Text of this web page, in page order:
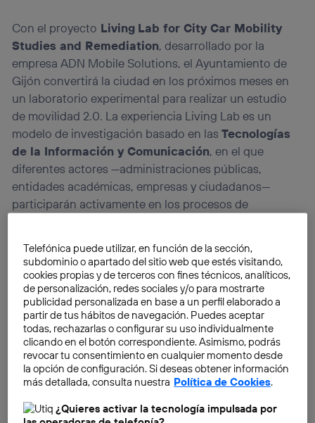
Con el proyecto Living Lab for City Car Mobility
Studies and Remediation, desarrollado por la
empresa ADN Mobile Solutions, el Ayuntamiento de
Gijón convertirá la ciudad en los próximos meses en
un laboratorio experimental para realizar un estudio
de movilidad 2.0. La experiencia Living Lab es un
modelo de investigación basado en lasTecnologías
de la Información y Comunicación, en el que
diferentes actores —administraciones públicas,
entidades académicas, empresas y ciudadanos—
participarán activamente en los procesos de
validación y evaluación de las soluciones propuestas
a sus necesidades dentro del marco de lasSmart
Cities.
Telefónica puede utilizar, en función de la sección,
subdominio o apartado del sitio web que estés visitando,
cookies propias y de terceros con fines técnicos, analíticos,
de personalización, redes sociales y/o para mostrarte
publicidad personalizada en base a un perfil elaborado a
partir de tus hábitos de navegación. Puedes aceptar
todas, rechazarlas o configurar su uso individualmente
clicando en el botón correspondiente. Asimismo, podrás
revocar tu consentimiento en cualquier momento desde
la opción de configuración. Si deseas obtener información
más detallada, consulta nuestra Política de Cookies.
¿Quieres activar la tecnología impulsada por